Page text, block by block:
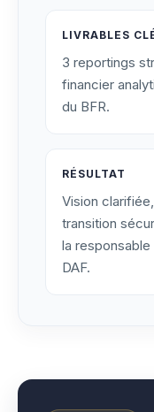
LIVRABLES
3 reportings
financier
du BFR.
RÉSULTAT
Vision
transition
la
DAF.